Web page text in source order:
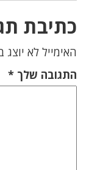
כתיבת
האימייל לא יוצג
התגובה שלך *